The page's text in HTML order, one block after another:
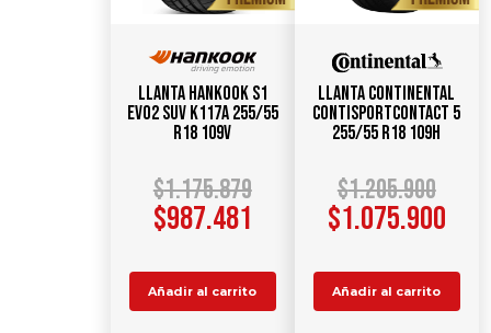
Llanta HANKOOK S1
Evo2 SUV K117A 255/55
R18 109V
$1.175.879
$987.481
Añadir al carrito
Llanta CONTINENTAL
ContiSportContact 5
255/55 R18 109H
$1.205.900
$1.075.900
Añadir al carrito